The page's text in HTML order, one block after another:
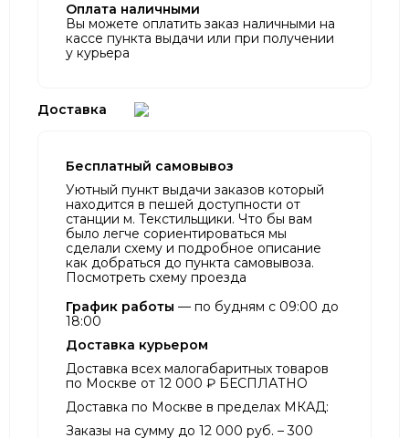
Оплата наличными
Вы можете оплатить заказ наличными на
кассе пункта выдачи или при получении
у курьера
Доставка
Бесплатный самовывоз
Уютный пункт выдачи заказов который
находится в пешей доступности от
станции м. Текстильщики. Что бы вам
было легче сориентироваться мы
сделали схему и подробное описание
как добраться до пункта самовывоза.
Посмотреть схему проезда
График работы — по будням с 09:00 до
18:00
Доставка курьером
Доставка всех малогабаритных товаров
по Москве от 12 000 ₽ БЕСПЛАТНО
Доставка по Москве в пределах МКАД:
Заказы на сумму до 12 000 руб. – 300